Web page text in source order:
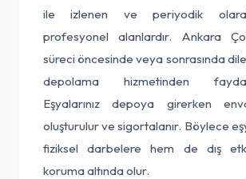
ile izlenen ve periyodik
profesyonel alanlardır. Ankara
süreci öncesinde veya sonrasında
depolama hizmetinden
Eşyalarınız depoya girerken
oluşturulur ve sigortalanır. Böylece
fiziksel darbelere hem de dış
koruma altında olur.